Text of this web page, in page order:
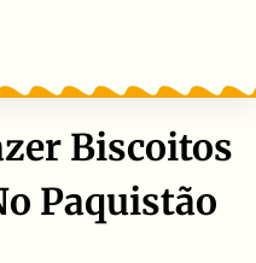
Biscoitos
Paquistão